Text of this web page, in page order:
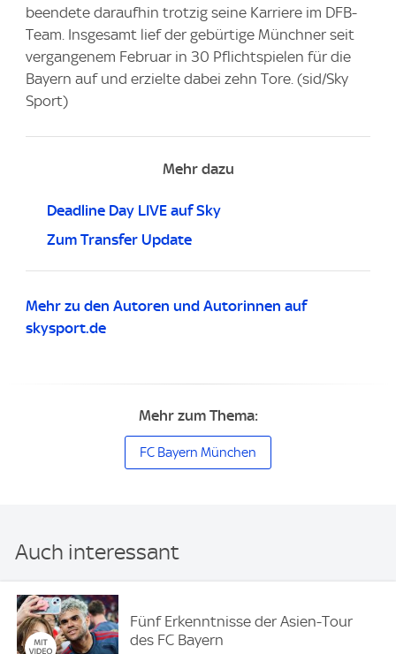
beendete daraufhin trotzig seine Karriere im DFB-
Team. Insgesamt lief der gebürtige Münchner seit
vergangenem Februar in 30 Pflichtspielen für die
Bayern auf und erzielte dabei zehn Tore. (sid/Sky
Sport)
Mehr dazu
Deadline Day LIVE auf Sky
Zum Transfer Update
Mehr zu den Autoren und Autorinnen auf
skysport.de
Mehr zum Thema:
FC Bayern München
Auch interessant
Fünf Erkenntnisse der Asien-Tour
des FC Bayern